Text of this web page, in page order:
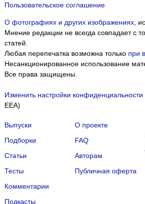
Пользовательское соглашение
О фотографиях и других изображениях,
Мнение редакции не всегда совпадает с
статей.
Любая перепечатка возможна только при
Несанкционированное использование
Все права защищены.
Изменить настройки конфиденциальности
EEA)
Выпуски
Подборки
Статьи
Тесты
Комментарии
Подкасты
О проекте
FAQ
Авторам
Публичная оферта